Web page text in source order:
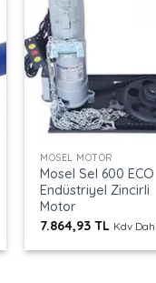
+
MOSEL MOTOR
Mosel Sel 600 ECO
Endüstriyel Zincirli
Motor
7.864,93TL Kdv